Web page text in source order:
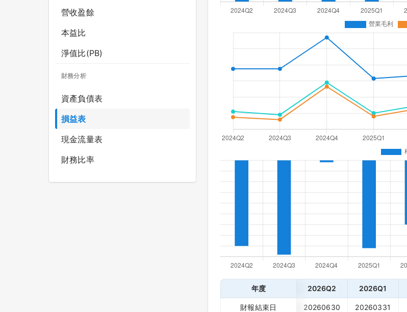
營收盈餘
本益比
淨值比(PB)
財務分析
資產負債表
損益表
現金流量表
財務比率
年度 2026Q2 2026Q1
財報結束日 20260630 20260331